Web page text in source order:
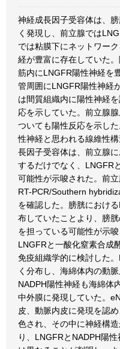
神経成長因子受容体は、
く発現し、前立腺では
では粘膜下にネットワー
経が豊富に存在していた
筋内にLNGFR陽性神経を
管周囲にLNGFR陽性神経
は間質組織内に陽性神経
応を示していた。前立腺
ついても陽性反応を示し
性神経と思われる線維性
長因子受容体は、前立腺
するだけでなく、LNGFR
可能性が示唆された。前
RT-PCR/Southern
を確認した。膀胱におけ
布していたことより、膀
を担っている可能性が示
LNGFRと一酸化窒素合成
免疫組織学的に検討した
く分布し、海綿体内の動
NADPH陽性神経も海綿体
中外膜に発現していた。
皮、動脈内皮に発現を認
色され、その中に神経構
り、LNGFRとNADPH陽